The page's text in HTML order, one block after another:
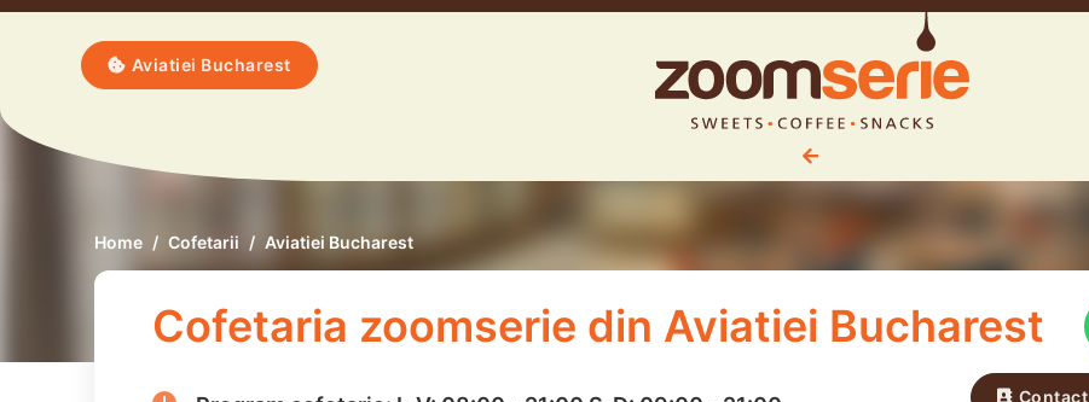
Aviatiei Bucharest
Home Cofetarii Aviatiei Bucharest
Cofetaria zoomserie din Aviatiei Bucharest
Contact